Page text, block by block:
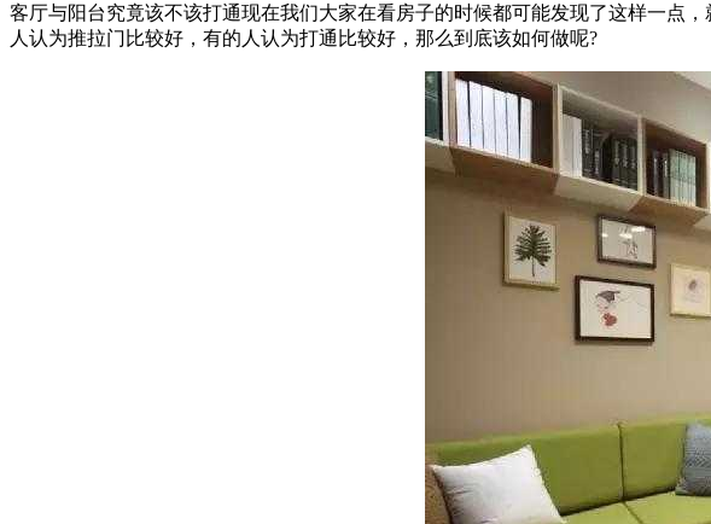
客厅与阳台究竟该不该打通现在我们大家在看房子的时候都可能发现了这样一点
人认为推拉门比较好，有的人认为打通比较好，那么到底该如何做呢?